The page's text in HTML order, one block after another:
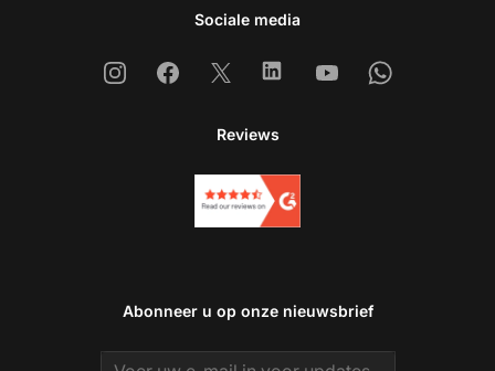
Sociale media
InstagramFacebook
X LinkedinYoutubeWhatsapp
Reviews
Abonneer u op onze nieuwsbrief
Email address